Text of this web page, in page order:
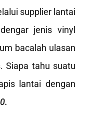
supplier lantai
jenis vinyl
bacalah ulasan
Siapa tahu suatu
lantai dengan